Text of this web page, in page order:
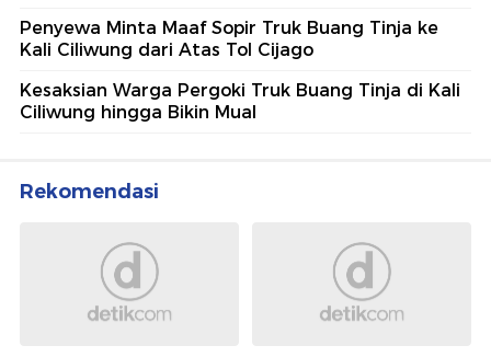
Penyewa Minta Maaf Sopir Truk Buang Tinja ke
Kali Ciliwung dari Atas Tol Cijago
Kesaksian Warga Pergoki Truk Buang Tinja di Kali
Ciliwung hingga Bikin Mual
Rekomendasi